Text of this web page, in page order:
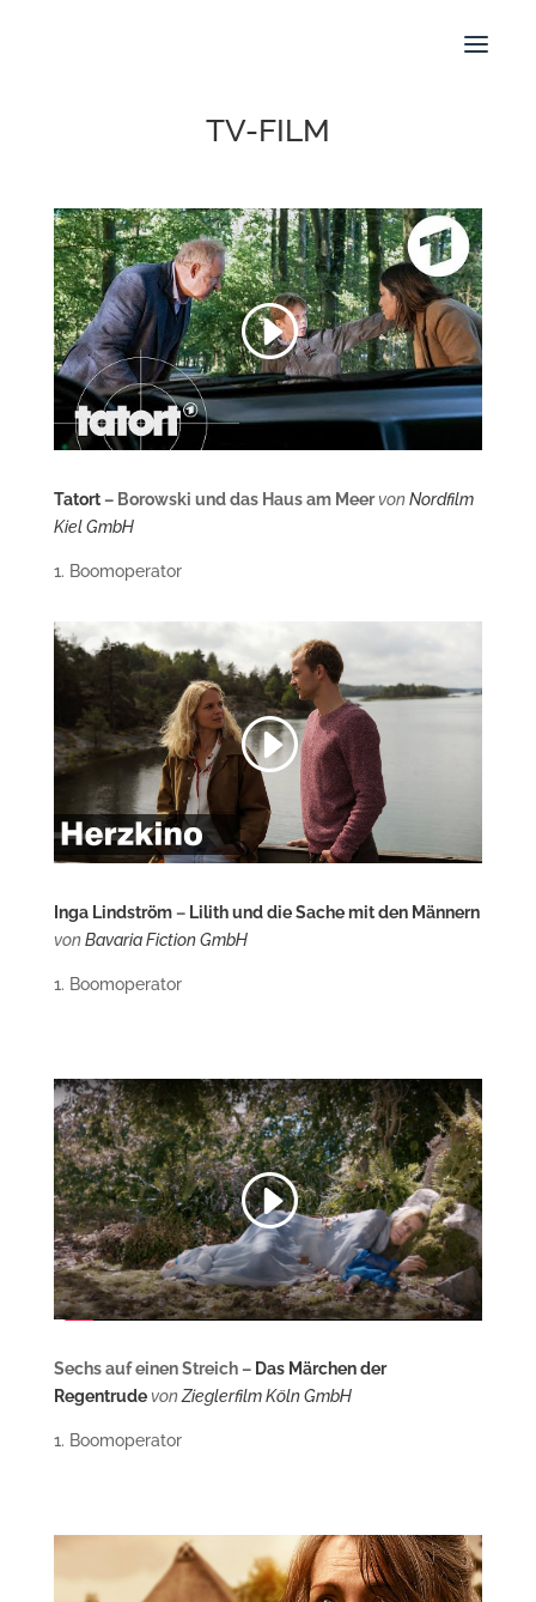
TV-FILM
Tatort– Borowski und das Haus am MeervonNordfilm
Kiel GmbH
1. Boomoperator
Inga Lindström– Lilith und die Sache mit den Männern
vonBavaria Fiction GmbH
1. Boomoperator
Sechs auf einen Streich – Das Märchen der
Regentrude vonZieglerfilm Köln GmbH
1. Boomoperator